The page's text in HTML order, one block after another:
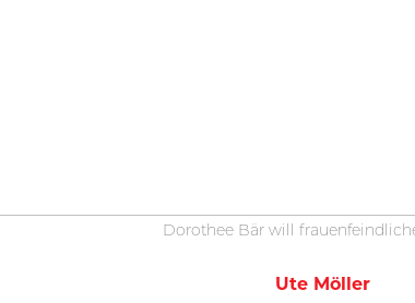
Dorothee Bär will
Ute Möller